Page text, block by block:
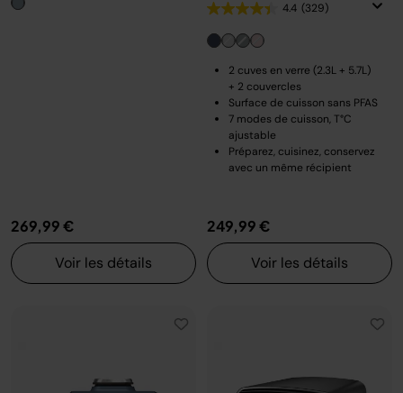
269,99 €
Voir les détails
4.4 (329)
2 cuves en verre (2.3L + 5.7L)
+ 2 couvercles
Surface de cuisson sans PFAS
7 modes de cuisson, T°C
ajustable
Préparez, cuisinez, conservez
avec un même récipient
249,99 €
Voir les détails